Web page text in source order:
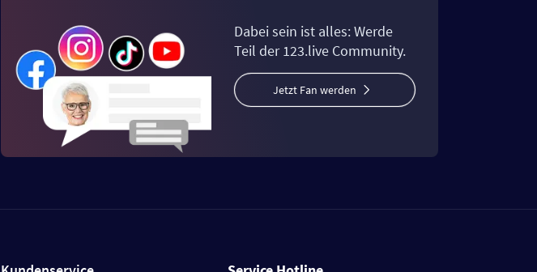
Dabei sein ist alles: Werde
Teil der 123.live Community.
Jetzt Fan werden